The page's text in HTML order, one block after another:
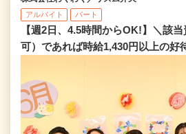
アルバイト パート
【週2日、4.5時間からOK!】＼該
可）であれば時給1,430円以上の好